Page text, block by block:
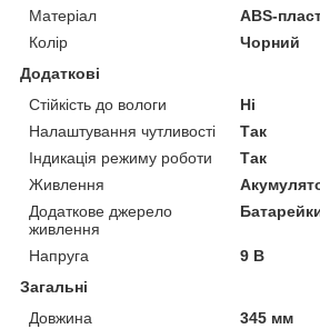
Матеріал
ABS-
Колір
Чорний
Додаткові
Стійкість до вологи
Ні
Налаштування чутливості
Так
Індикація режиму роботи
Так
Живлення
Додаткове джерело
живлення
Напруга
9 В
Загальні
Довжина
345 мм